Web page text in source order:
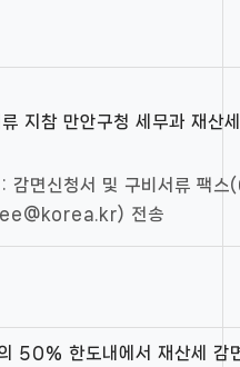
지참 만안구청 세무과 재산
: 감면신청서 및 구비서류
) 전송
50% 한도내에서 재산세 감